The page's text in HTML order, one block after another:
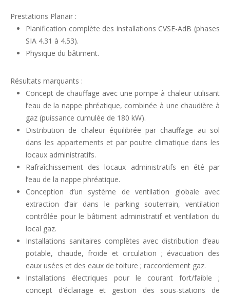
Prestations Planair :
Planification complète des installations CVSE-AdB (phases
SIA 4.31 à 4.53).
Physique du bâtiment.
Résultats marquants :
Concept de chauffage avec une pompe à chaleur utilisant
l’eau de la nappe phréatique, combinée à une chaudière à
gaz (puissance cumulée de 180 kW).
Distribution de chaleur équilibrée par chauffage au sol
dans les appartements et par poutre climatique dans les
locaux administratifs.
Rafraîchissement des locaux administratifs en été par
l’eau de la nappe phréatique.
Conception d’un système de ventilation globale avec
extraction d’air dans le parking souterrain, ventilation
contrôlée pour le bâtiment administratif et ventilation du
local gaz.
Installations sanitaires complètes avec distribution d’eau
potable, chaude, froide et circulation ; évacuation des
eaux usées et des eaux de toiture ; raccordement gaz.
Installations électriques pour le courant fort/faible ;
concept d’éclairage et gestion des sous-stations de